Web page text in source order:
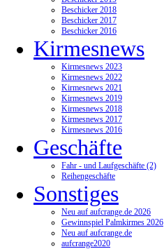
Beschicker 2018
Beschicker 2017
Beschicker 2016
Kirmesnews
Kirmesnews 2023
Kirmesnews 2022
Kirmesnews 2021
Kirmesnews 2019
Kirmesnews 2018
Kirmesnews 2017
Kirmesnews 2016
Geschäfte
Fahr - und Laufgeschäfte (2)
Reihengeschäfte
Sonstiges
Neu auf aufcrange.de 2026
Gewinnspiel Palmkirmes 2026
Neu auf aufcrange.de
aufcrange2020